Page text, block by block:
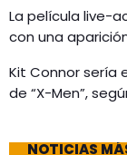
La película live-
con una
Kit Connor sería
de “X-Men”,
NOTICIAS